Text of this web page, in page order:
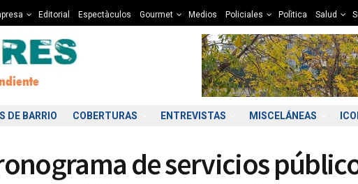
Editorial Espectàculos Gourmet Medios Policiales Polìtica Salud
DE BARRIO COBERTURAS ENTREVISTAS MISCELÁNEAS
de servicios